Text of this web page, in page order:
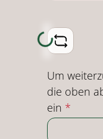
Loading...
Um
die oben
ein *